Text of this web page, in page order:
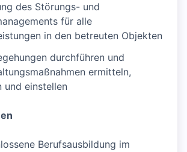
des Störungs- und
für alle
in den betreuten Objekten
durchführen und
ermitteln,
und einstellen
Berufsausbildung im